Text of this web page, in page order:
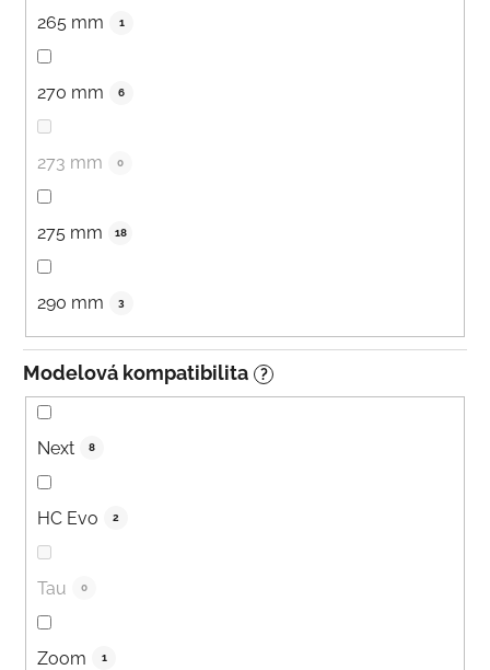
265 mm 1
270 mm 6
273 mm 0
275 mm 18
290 mm 3
Modelová kompatibilita ?
Next 8
HC Evo 2
Tau 0
Zoom 1